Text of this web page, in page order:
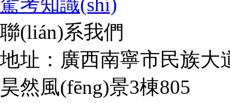
聯(lián)系我們
地址：廣西南寧市民族大
昊然風(fēng)景3棟805